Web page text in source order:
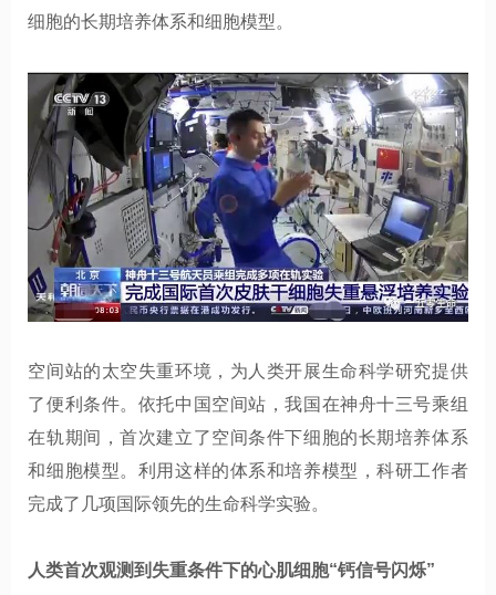
细胞的长期培养体系和细胞模型。
空间站的太空失重环境，为人类开展生命科学研究提供
了便利条件。依托中国空间站，我国在神舟十三号乘组
在轨期间，首次建立了空间条件下细胞的长期培养体系
和细胞模型。利用这样的体系和培养模型，科研工作者
完成了几项国际领先的生命科学实验。
人类首次观测到失重条件下的心肌细胞“钙信号闪烁”